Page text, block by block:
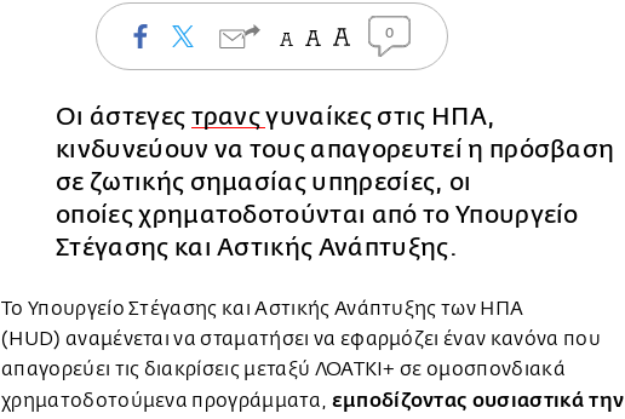
0
Οι άστεγες τρανςγυναίκες στις ΗΠΑ,
κινδυνεύουν να τους απαγορευτεί η πρόσβαση
σε ζωτικής σημασίας υπηρεσίες, οι
οποίες χρηματοδοτούνται από το Υπουργείο
Στέγασης και Αστικής Ανάπτυξης.
Το Υπουργείο Στέγασης και Αστικής Ανάπτυξης των ΗΠΑ
(HUD) αναμένεται να σταματήσει να εφαρμόζει έναν κανόνα που
απαγορεύει τις διακρίσεις μεταξύ ΛΟΑΤΚΙ+ σε ομοσπονδιακά
χρηματοδοτούμενα προγράμματα, εμποδίζοντας ουσιαστικά την